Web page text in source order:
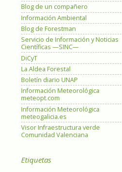
Blog de un compañero
Información Ambiental
Blog de Forestman
Servicio de Información y Noticias
Científicas —SINC—
DiCyT
La Aldea Forestal
Boletín diario UNAP
Información Meteorológica
meteopt.com
Información Meteorológica
meteogalicia.es
Visor Infraestructura verde
Comunidad Valenciana
Etiquetas